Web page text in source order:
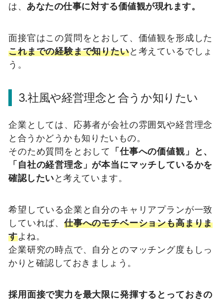
は、 あなたの仕事に対する価値観が現れます。
面接官はこの質問をとおして、価値観を形成した
これまでの経験まで知りたいと考えているでしょ
う。
3.社風や経営理念と合うか知りたい
企業としては、応募者が会社の雰囲気や経営理念
と合うかどうかも知りたいもの。
そのため質問をとおして 「仕事への価値観」と、
「自社の経営理念」が本当にマッチしているかを
確認したいと考えています。
希望している企業と自分のキャリアプランが一致
していれば、仕事へのモチベーションも高まりま
すよね。
企業研究の時点で、自分とのマッチング度もしっ
かりと確認しておきましょう。
採用面接で実力を最大限に発揮するとっておきの